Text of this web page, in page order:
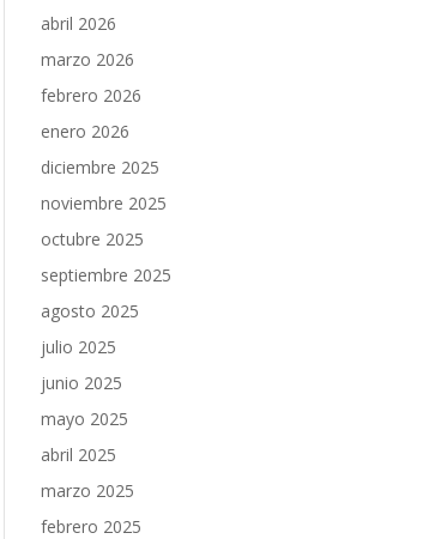
abril 2026
marzo 2026
febrero 2026
enero 2026
diciembre 2025
noviembre 2025
octubre 2025
septiembre 2025
agosto 2025
julio 2025
junio 2025
mayo 2025
abril 2025
marzo 2025
febrero 2025